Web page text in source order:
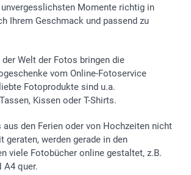
(PDF)
Momente richtig in
Ihrem Geschmack und passend zu
Welt der Fotos bringen die
vom Online-Fotoservice
Fotoprodukte sind u.a.
Kissen oder T-Shirts.
den Ferien oder von Hochzeiten nicht
geraten, werden gerade in den
viele Fotobücher online gestaltet, z.B.
A4 quer.